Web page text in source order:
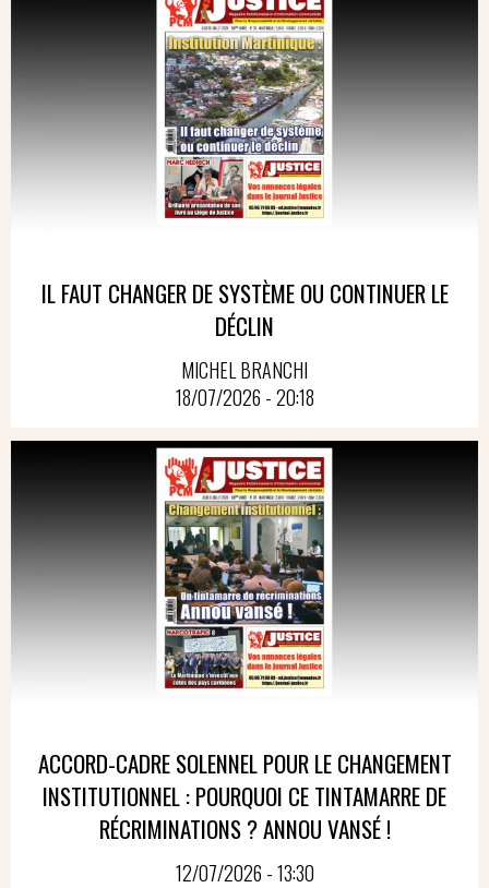
IL FAUT CHANGER DE SYSTÈME OU CONTINUER LE
DÉCLIN
MICHEL BRANCHI
18/07/2026 - 20:18
ACCORD-CADRE SOLENNEL POUR LE CHANGEMENT
INSTITUTIONNEL : POURQUOI CE TINTAMARRE DE
RÉCRIMINATIONS ? ANNOU VANSÉ !
12/07/2026 - 13:30